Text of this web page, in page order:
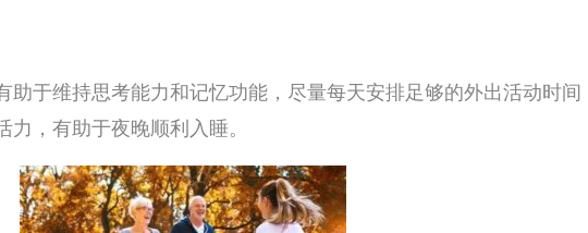
于维持思考能力和记忆功能，尽量每天安排足够的外出活动时间
，有助于夜晚顺利入睡。